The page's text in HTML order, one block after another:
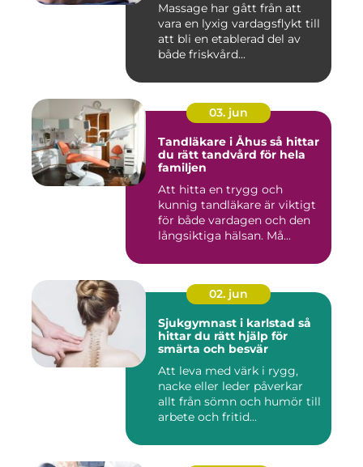
Massage har gått från att
vara en lyxig vardagsflykt till
att bli en etablerad del av
både friskvård...
03. jun
Tandläkare i Åhus så hittar
du rätt tandvård för hela
familjen
Att hitta en trygg och
kunnig tandläkare är viktigt
för både vardagen och den
långsiktiga hälsan. Må...
02. jun
Sjukgymnast i karlstad så
hittar du rätt hjälp för
smärta och besvär
Att leva med värk i rygg,
nacke eller leder påverkar
allt från sömn och humör till
arbete och fritid...